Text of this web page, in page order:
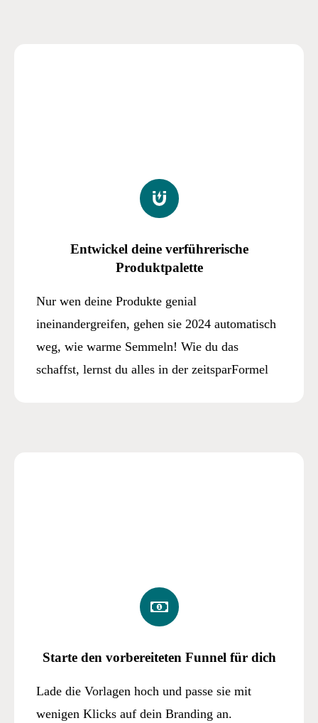
Entwickel deine verführerische
Produktpalette
Nur wen deine Produkte genial
ineinandergreifen, gehen sie 2024 automatisch
weg, wie warme Semmeln! Wie du das
schaffst, lernst du alles in der zeitsparFormel
Starte den vorbereiteten Funnel für dich
Lade die Vorlagen hoch und passe sie mit
wenigen Klicks auf dein Branding an.